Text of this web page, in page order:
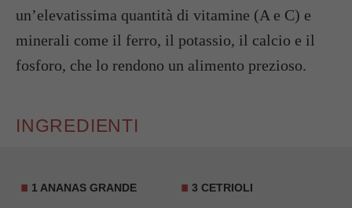
un’elevatissima quantità di vitamine (A e C) e
minerali come il ferro, il potassio, il calcio e il
fosforo, che lo rendono un alimento prezioso.
INGREDIENTI
1 ANANAS GRANDE 3 CETRIOLI